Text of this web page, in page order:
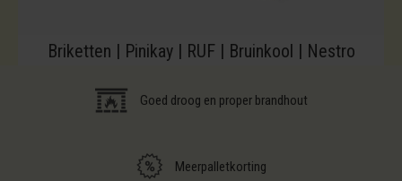
Briketten | Pinikay | RUF | Bruinkool | Nestro
Goed droog en proper brandhout
Meerpalletkorting